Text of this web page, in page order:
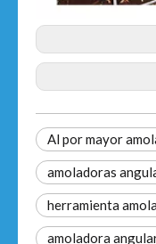
Al por mayor
amoladoras
herramienta
amoladora